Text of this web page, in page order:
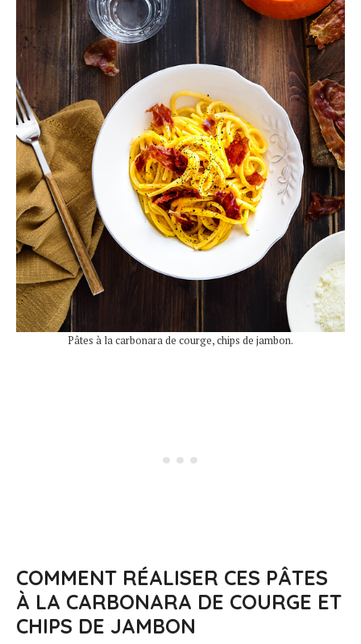
Pâtes à la carbonara de courge, chips de jambon.
COMMENT RÉALISER CES PÂTES
À LA CARBONARA DE COURGE ET
CHIPS DE JAMBON